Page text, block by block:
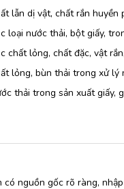
lẫn dị vật, chất rắn huyền
loại nước thải, bột giấy,
chất lỏng, chất đặc, vật
lỏng, bùn thải trong xử lý
thải trong sản xuất giấy,
có nguồn gốc rõ ràng,